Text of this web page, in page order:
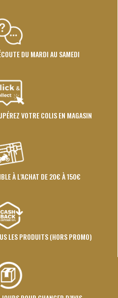
DU MARDI AU SAMEDI
VOTRE COLIS EN MAGASIN
À L’ACHAT DE 20€ À 150€
LES PRODUITS (HORS PROMO)